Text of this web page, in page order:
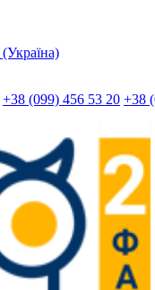
+38 (099) 456 53 20 +38